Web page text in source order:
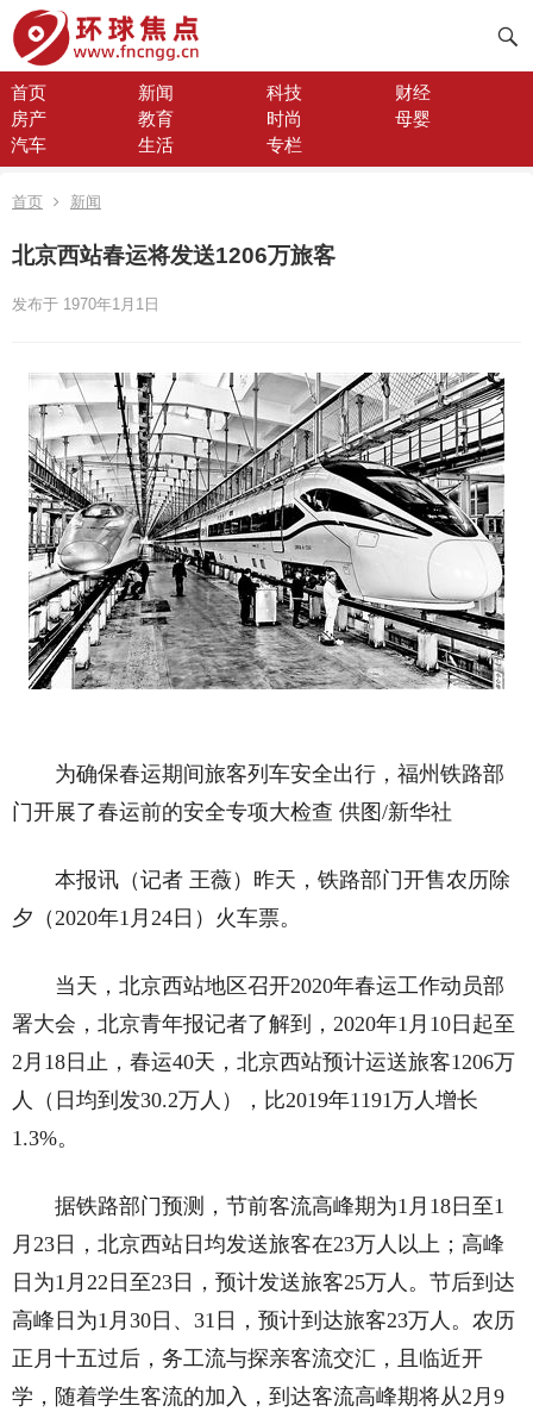
首页 新闻 科技
财经
房产
教育 时尚
母婴
汽车
生活 专栏
首页 新闻
北京西站春运将发送1206万旅客
发布于 1970年1月1日
为确保春运期间旅客列车安全出行，福州铁路部
门开展了春运前的安全专项大检查 供图/新华社
本报讯（记者 王薇）昨天，铁路部门开售农历除
夕（2020年1月24日）火车票。
当天，北京西站地区召开2020年春运工作动员部
署大会，北京青年报记者了解到，2020年1月10日起至
2月18日止，春运40天，北京西站预计运送旅客1206万
人（日均到发30.2万人），比2019年1191万人增长
1.3%。
据铁路部门预测，节前客流高峰期为1月18日至1
月23日，北京西站日均发送旅客在23万人以上；高峰
日为1月22日至23日，预计发送旅客25万人。节后到达
高峰日为1月30日、31日，预计到达旅客23万人。农历
正月十五过后，务工流与探亲客流交汇，且临近开
学，随着学生客流的加入，到达客流高峰期将从2月9